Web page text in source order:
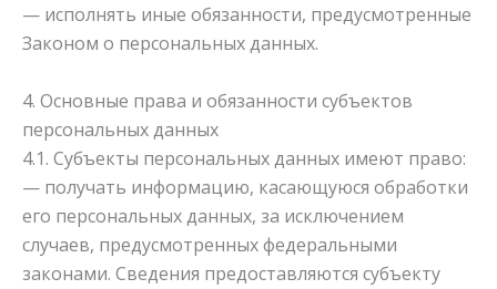
— исполнять иные обязанности, предусмотренные
Законом о персональных данных.
4. Основные права и обязанности субъектов
персональных данных
4.1. Субъекты персональных данных имеют право:
— получать информацию, касающуюся обработки
его персональных данных, за исключением
случаев, предусмотренных федеральными
законами. Сведения предоставляются субъекту